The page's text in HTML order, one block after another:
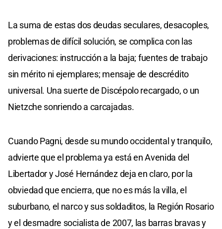
La suma de estas dos deudas seculares, desacoples,
problemas de difícil solución, se complica con las
derivaciones: instrucción a la baja; fuentes de trabajo
sin mérito ni ejemplares; mensaje de descrédito
universal. Una suerte de Discépolo recargado, o un
Nietzche sonriendo a carcajadas.
Cuando Pagni, desde su mundo occidental y tranquilo,
advierte que el problema ya está en Avenida del
Libertador y José Hernández deja en claro, por la
obviedad que encierra, que no es más la villa, el
suburbano, el narco y sus soldaditos, la Región Rosario
y el desmadre socialista de 2007, las barras bravas y